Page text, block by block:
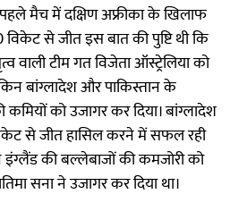
मैच में दक्षिण अफ्रीका के खिलाफ
विकेट से जीत इस बात की पुष्टि थी कि
वाली टीम गत विजेता ऑस्ट्रेलिया को
बांग्लादेश और पाकिस्तान के
को उजागर कर दिया। बांग्लादेश
से जीत हासिल करने में सफल रही
की बल्लेबाजों की कमजोरी को
सना ने उजागर कर दिया था।